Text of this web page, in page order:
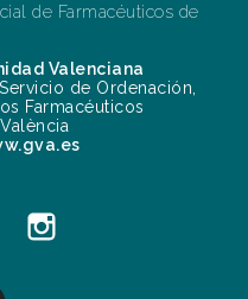
de Farmacéuticos de
Valenciana
de Ordenación,
Farmacéuticos